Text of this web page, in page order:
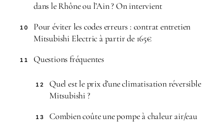
dans le Rhône ou l’Ain ? On intervient
10
Pour éviter les codes erreurs : contrat entretien
Mitsubishi Electric à partir de 165€
11 Questions fréquentes
12
Quel est le prix d’une climatisation réversible
Mitsubishi ?
13
Combien coûte une pompe à chaleur air/eau